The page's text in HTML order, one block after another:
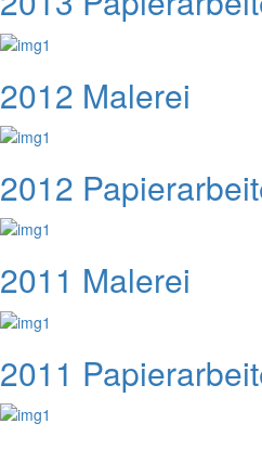
2012 Malerei
2012
2011 Malerei
2011